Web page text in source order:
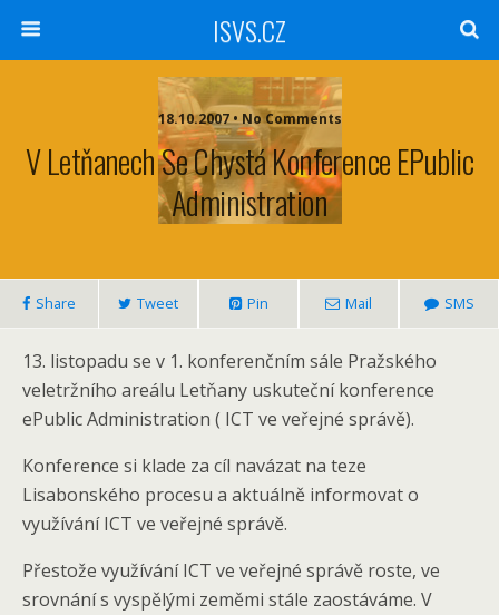
ISVS.CZ
18.10.2007 • No Comments
V Letňanech Se Chystá Konference EPublic
Administration
Share Tweet Pin Mail SMS
13. listopadu se v 1. konferenčním sále Pražského
veletržního areálu Letňany uskuteční konference
ePublic Administration ( ICT ve veřejné správě).
Konference si klade za cíl navázat na teze
Lisabonského procesu a aktuálně informovat o
využívání ICT ve veřejné správě.
Přestože využívání ICT ve veřejné správě roste, ve
srovnání s vyspělými zeměmi stále zaostáváme. V